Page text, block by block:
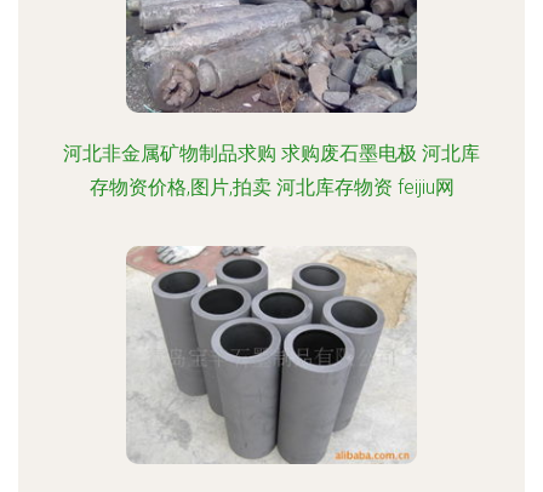
河北非金属矿物制品求购 求购废石墨电极 河北库
存物资价格,图片,拍卖 河北库存物资 feijiu网